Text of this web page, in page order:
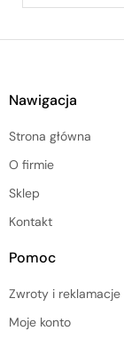
Nawigacja
Strona główna
O firmie
Sklep
Kontakt
Pomoc
Zwroty i reklamacje
Moje konto